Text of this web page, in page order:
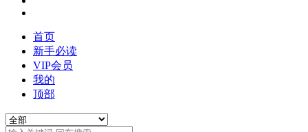
首页
新手必读
VIP会员
我的
顶部